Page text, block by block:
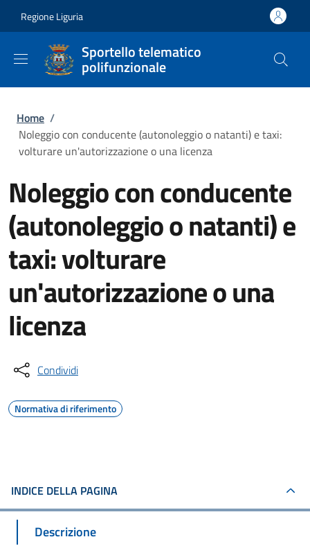
Regione Liguria
Sportello telematico
polifunzionale
Briciole di pane
Home /
Noleggio con conducente (autonoleggio o natanti) e taxi:
volturare un'autorizzazione o una licenza
Noleggio con conducente
(autonoleggio o natanti) e
taxi: volturare
un'autorizzazione o una
licenza
Condividi
Normativa di riferimento
INDICE DELLA PAGINA
Descrizione